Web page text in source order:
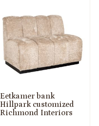
Eetkamer bank
Hillpark customized
Richmond Interiors